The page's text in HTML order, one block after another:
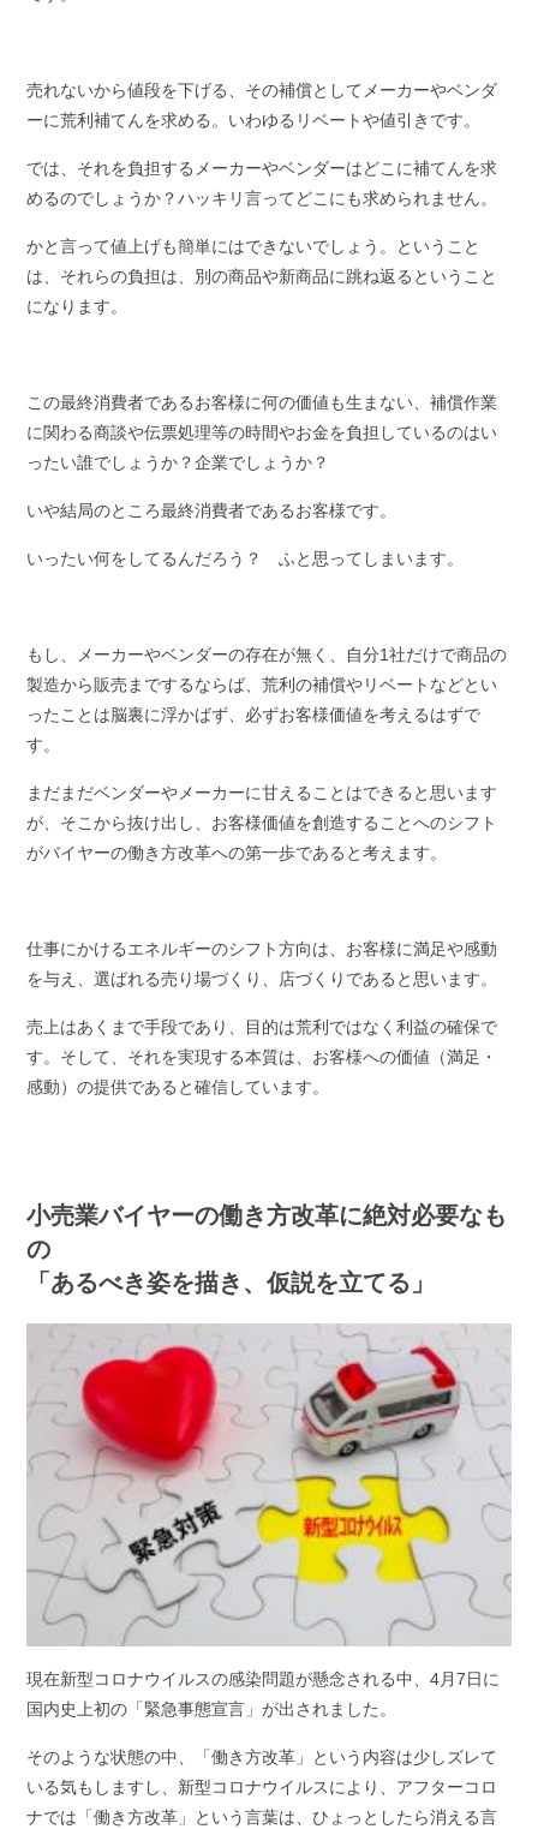
売れないから値段を下げる、その補償としてメーカーやベンダ
ーに荒利補てんを求める。いわゆるリベートや値引きです。
では、それを負担するメーカーやベンダーはどこに補てんを求
めるのでしょうか？ハッキリ言ってどこにも求められません。
かと言って値上げも簡単にはできないでしょう。ということ
は、それらの負担は、別の商品や新商品に跳ね返るということ
になります。
この最終消費者であるお客様に何の価値も生まない、補償作業
に関わる商談や伝票処理等の時間やお金を負担しているのはい
ったい誰でしょうか？企業でしょうか？
いや結局のところ最終消費者であるお客様です。
いったい何をしてるんだろう？ ふと思ってしまいます。
もし、メーカーやベンダーの存在が無く、自分1社だけで商品の
製造から販売までするならば、荒利の補償やリベートなどとい
ったことは脳裏に浮かばず、必ずお客様価値を考えるはずで
す。
まだまだベンダーやメーカーに甘えることはできると思います
が、そこから抜け出し、お客様価値を創造することへのシフト
がバイヤーの働き方改革への第一歩であると考えます。
仕事にかけるエネルギーのシフト方向は、お客様に満足や感動
を与え、選ばれる売り場づくり、店づくりであると思います。
売上はあくまで手段であり、目的は荒利ではなく利益の確保で
す。そして、それを実現する本質は、お客様への価値（満足・
感動）の提供であると確信しています。
小売業バイヤーの働き方改革に絶対必要なも
の
「あるべき姿を描き、仮説を立てる」
現在新型コロナウイルスの感染問題が懸念される中、4月7日に
国内史上初の「緊急事態宣言」が出されました。
そのような状態の中、「働き方改革」という内容は少しズレて
いる気もしますし、新型コロナウイルスにより、アフターコロ
ナでは「働き方改革」という言葉は、ひょっとしたら消える言